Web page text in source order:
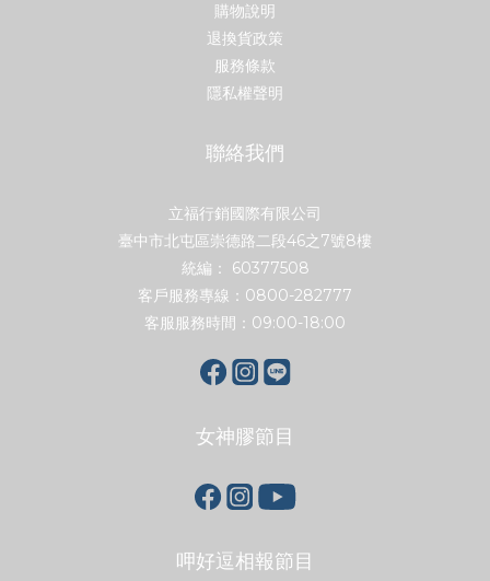
購物說明
退換貨政策
服務條款
隱私權聲明
聯絡我們
立福行銷國際有限公司
臺中市北屯區崇德路二段46之7號8樓
統編： 60377508
客戶服務專線：0800-282777
客服服務時間：09:00-18:00
女神膠節目
呷好逗相報節目